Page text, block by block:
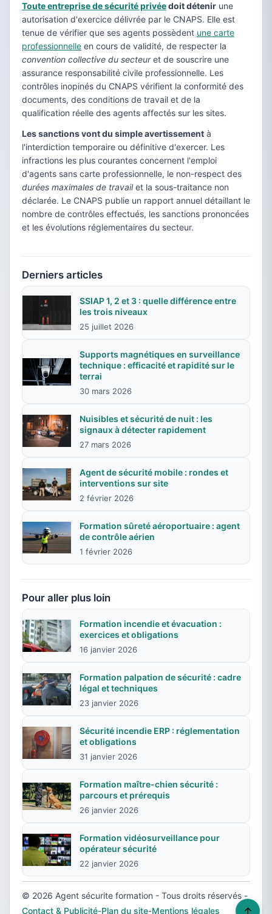
Toute entreprise de sécurité privéedoit détenir une
autorisation d'exercice délivrée par le CNAPS. Elle est
tenue de vérifier que ses agents possèdent une carte
professionnelle en cours de validité, de respecter la
convention collective du secteuret de souscrire une
assurance responsabilité civile professionnelle. Les
contrôles inopinés du CNAPS vérifient la conformité des
documents, des conditions de travail et de la
qualification réelle des agents affectés sur les sites.
Les sanctions vont du simple avertissement à
l'interdiction temporaire ou définitive d'exercer. Les
infractions les plus courantes concernent l'emploi
d'agents sans carte professionnelle, le non-respect des
durées maximales de travailet la sous-traitance non
déclarée. Le CNAPS publie un rapport annuel détaillant le
nombre de contrôles effectués, les sanctions prononcées
et les évolutions réglementaires du secteur.
Derniers articles
SSIAP 1, 2 et 3 : quelle différence entre
les trois niveaux
25 juillet 2026
Supports magnétiques en surveillance
technique : efficacité et rapidité sur le
terrai
30 mars 2026
Nuisibles et sécurité de nuit : les
signaux à détecter rapidement
27 mars 2026
Agent de sécurité mobile : rondes et
interventions sur site
2 février 2026
Formation sûreté aéroportuaire : agent
de contrôle aérien
1 février 2026
Pour aller plus loin
Formation incendie et évacuation :
exercices et obligations
16 janvier 2026
Formation palpation de sécurité : cadre
légal et techniques
23 janvier 2026
Sécurité incendie ERP : réglementation
et obligations
31 janvier 2026
Formation maître-chien sécurité :
parcours et prérequis
26 janvier 2026
Formation vidéosurveillance pour
opérateur sécurité
22 janvier 2026
© 2026 Agent sécurite formation - Tous droits réservés -
Contact & Publicité-Plan du site-Mentions légales ↑